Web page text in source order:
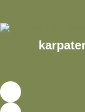
content